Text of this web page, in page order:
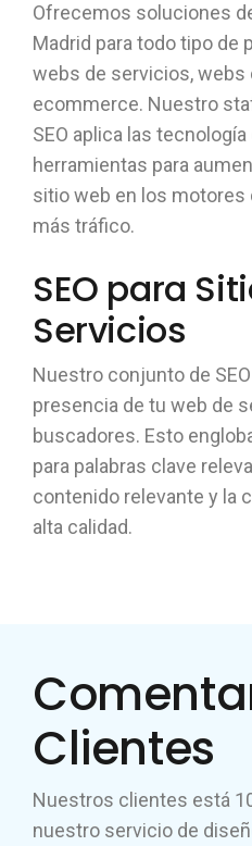
Ofrecemos soluciones
Madrid para todo tipo de
webs de servicios, webs
ecommerce. Nuestro
SEO aplica las
herramientas para
sitio web en los motores
más tráfico.
SEO para
Servicios
Nuestro conjunto de
presencia de tu web de
buscadores. Esto
para palabras clave
contenido relevante y la
alta calidad.
Clientes
Nuestros clientes está
nuestro servicio de